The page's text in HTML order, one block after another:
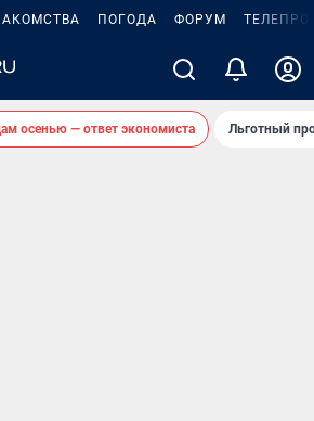
ПОГОДА ФОРУМ
осенью — ответ экономиста Льготный